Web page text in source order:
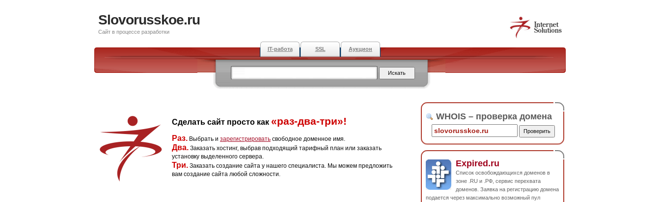
Slovorusskoe.ru
Сайт в процессе разработки
IT-работа SSL Аукцион
Сделать сайт просто как «раз-два-три»!
Раз. Выбрать и зарегистрировать свободное доменное имя.
Два. Заказать хостинг, выбрав подходящий тарифный план или заказать
установку выделенного сервера.
Три. Заказать создание сайта у нашего специалиста. Мы можем предложить
вам создание сайта любой сложности.
WHOIS – проверка домена
Expired.ru
Список освобождающихся доменов в
зоне .RU и .РФ, сервис перехвата
доменов. Заявка на регистрацию домена
подается через максимально возможный пул